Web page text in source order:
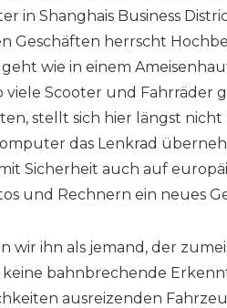
in Shanghais Business
Geschäften herrscht
wie in einem
Scooter und Fahrräder
stellt sich hier längst
das Lenkrad
Sicherheit auch auf
und Rechnern ein neues
wir ihn als jemand, der
bahnbrechende
ausreizenden